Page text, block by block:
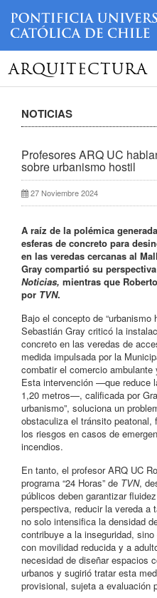
ARQUITECTURA
NOTICIAS
Profesores ARQ UC
sobre urbanismo hostil
27 Noviembre 2024
A raíz de la polémica
esferas de concreto para
en las veredas cercanas al
Gray compartió su
Noticias, mientras que
por TVN.
Bajo el concepto de “urbanismo
Sebastián Gray criticó la
concreto en las veredas de
medida impulsada por la
combatir el comercio
Esta intervención —que reduce
1,20 metros—, calificada por
urbanismo”, soluciona un
obstaculiza el tránsito
los riesgos en casos de
incendios.
En tanto, el profesor ARQ UC
programa “24 Horas” de TVN,
públicos deben garantizar
perspectiva, reducir la vereda a
no solo intensifica la densidad
contribuye a la inseguridad,
con movilidad reducida y a
necesidad de diseñar espacios
urbanos y sugirió tratar esta
provisional, sujeta a evaluación